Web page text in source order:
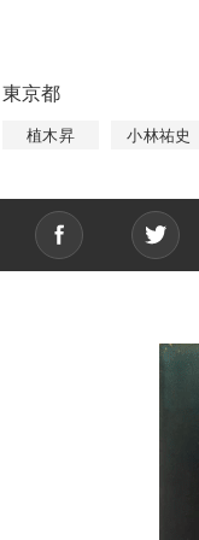
東京都
植木昇 小林祐史